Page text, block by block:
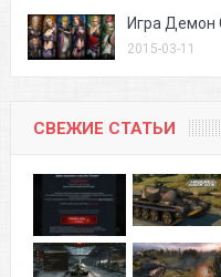
Игра Демон
2015-03-11
СВЕЖИЕ СТАТЬИ